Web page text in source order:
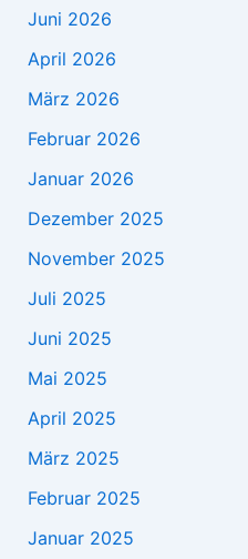
Juni 2026
April 2026
März 2026
Februar 2026
Januar 2026
Dezember 2025
November 2025
Juli 2025
Juni 2025
Mai 2025
April 2025
März 2025
Februar 2025
Januar 2025